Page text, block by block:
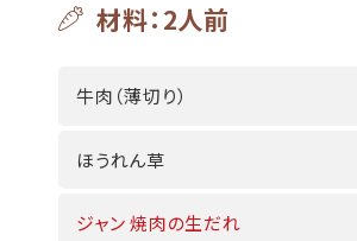
材料：2人前
牛肉（薄切り）
ほうれん草
ジャン 焼肉の生だれ